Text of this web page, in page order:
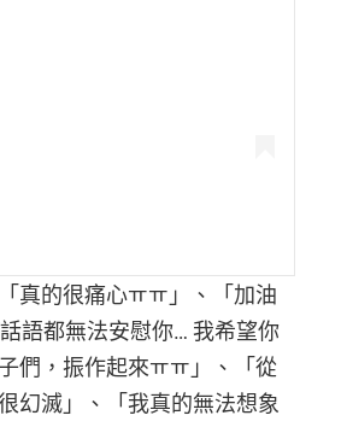
真的很痛心ㅠㅠ」、「加油
語都無法安慰你… 我希望你
們，振作起來ㅠㅠ」、「從
幻滅」、「我真的無法想象